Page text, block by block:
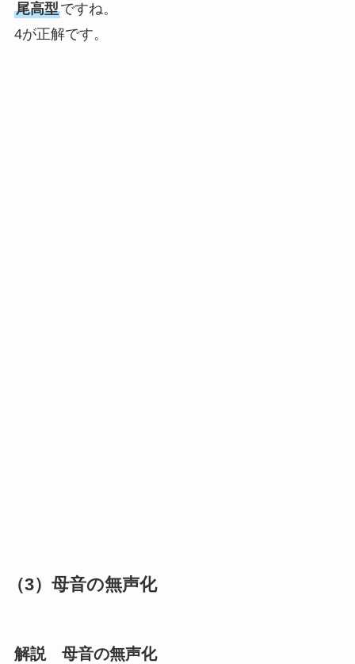
尾高型ですね。
4が正解です。
（3）母音の無声化
解説 母音の無声化